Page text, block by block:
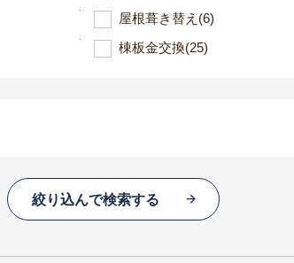
屋根葺き替え (6)
棟板金交換(25)
絞り込んで検索する